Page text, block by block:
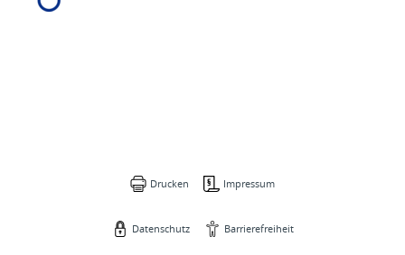
Drucken Impressum
Datenschutz Barrierefreiheit